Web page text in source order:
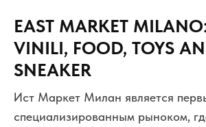
EAST MARKET
VINILI, FOOD, TOYS
SNEAKER
Ист Маркет Милан является
специализированным рыноком,